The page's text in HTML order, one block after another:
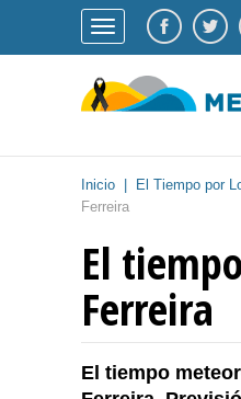
Inicio El Tiempo por
Ferreira
El
Ferreira
El tiempo